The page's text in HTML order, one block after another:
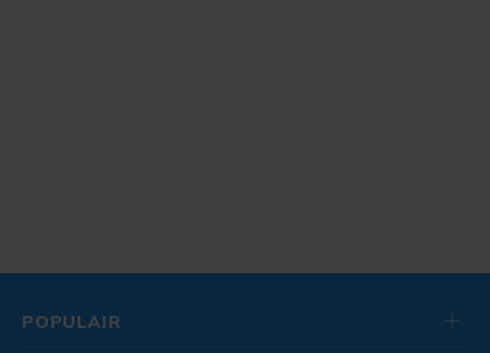
POPULAIR